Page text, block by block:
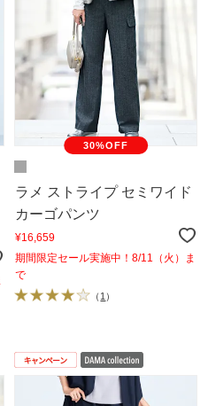
30%OFF
ラメ ストライプ セミワイド
カーゴパンツ
¥16,659
期間限定セール実施中！8/11（火）ま
で
（ 1 ）